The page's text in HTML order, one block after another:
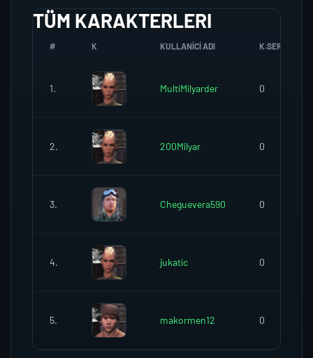
TÜM KARAKTERLERI
# K KULLANICI ADI K.SEREFI
1. MultiMilyarder 0
2. 200Milyar 0
3. Cheguevera590 0
4. jukatic 0
5. makormen12 0